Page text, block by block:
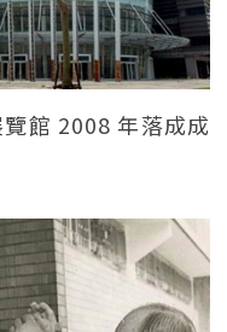
館 2008 年落成成